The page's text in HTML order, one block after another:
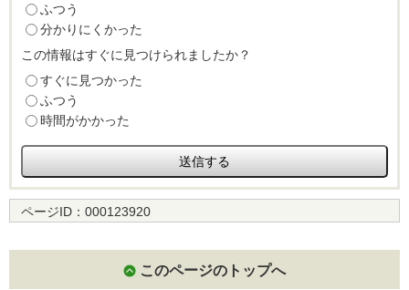
ふつう
分かりにくかった
この情報はすぐに見つけられましたか？
すぐに見つかった
ふつう
時間がかかった
ページID： 000123920
このページのトップへ